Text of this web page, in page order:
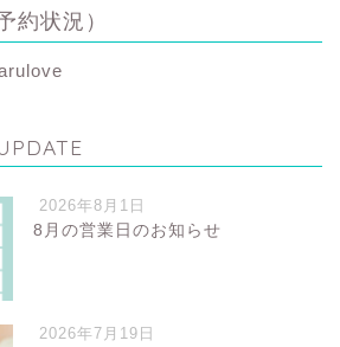
約状況）
2026年8月1日
8月の営業日のお知らせ
2026年7月19日